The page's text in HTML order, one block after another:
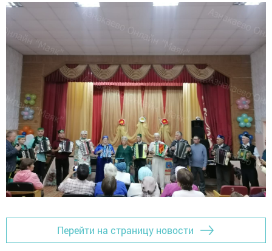
Перейти на страницу новости